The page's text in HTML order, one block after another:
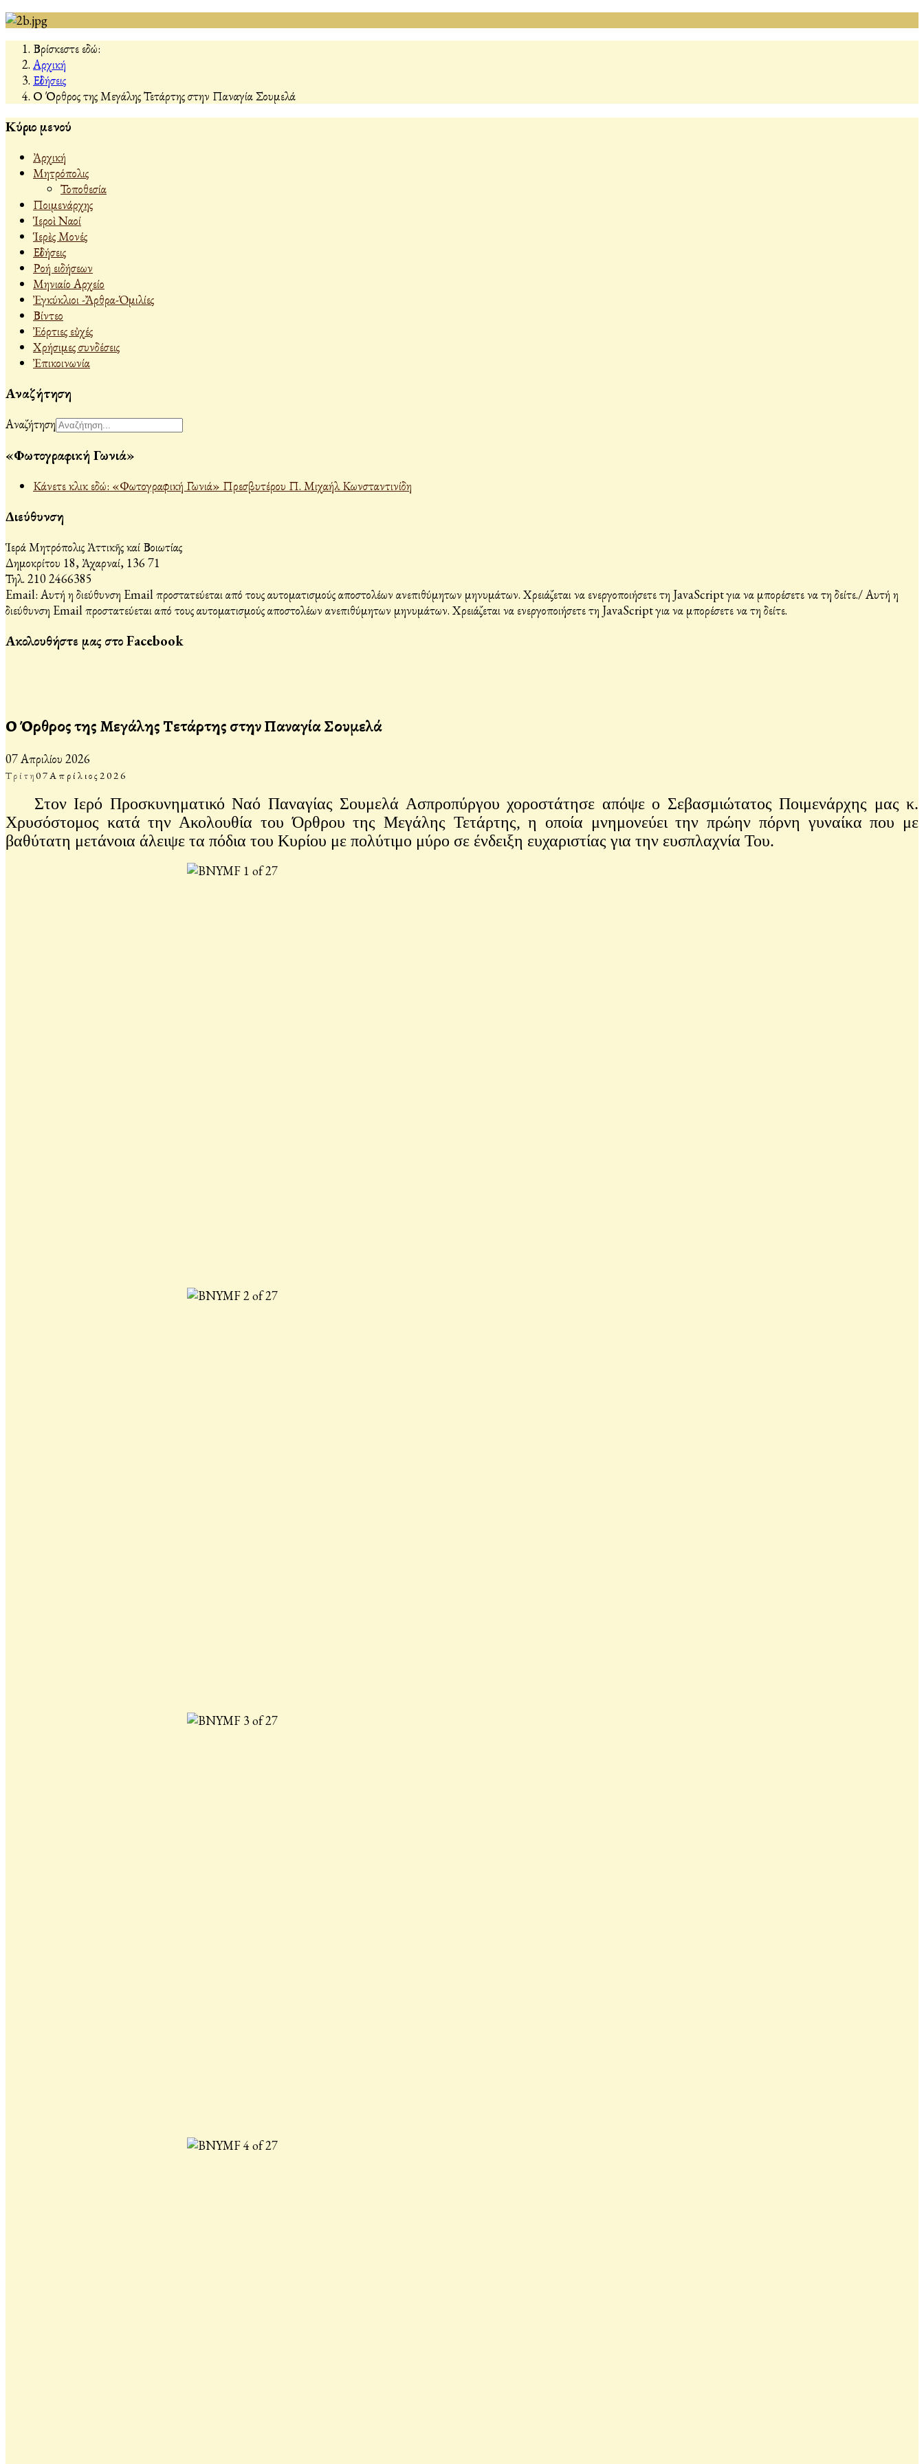
Βρίσκεστε εδώ:
Αρχική
Εἰδήσεις
Ο Όρθρος της Μεγάλης Τετάρτης στην Παναγία Σουμελά
Κύριο μενού
Ἀρχική
Μητρόπολις
Τοποθεσία
Ποιμενάρχης
Ἱεροὶ Ναοί
Ἱερὲς Μονές
Εἰδήσεις
Ροή ειδήσεων
Μηνιαίο Αρχείο
Ἐγκύκλιοι -Ἄρθρα-Ὁμιλίες
Βίντεο
Ἐόρτιες εὐχές
Χρήσιμες συνδέσεις
Ἐπικοινωνία
Αναζήτηση
Αναζήτηση
«Φωτογραφική Γωνιά»
Κάνετε κλικ εδώ: «Φωτογραφική Γωνιά» Πρεσβυτέρου Π. Μιχαήλ Κωνσταντινίδη
Διεύθυνση
Ἱερά Μητρόπολις Ἀττικῆς καί Βοιωτίας
Δημοκρίτου 18, Ἀχαρναί, 136 71
Τηλ. 210 2466385
Email: Αυτή η διεύθυνση Email προστατεύεται από τους αυτοματισμούς αποστολέων ανεπιθύμητων μηνυμάτων. Χρειάζεται να ενεργοποιήσετε τη JavaScript για να μπορέσετε να τη δείτε./Αυτή η
διεύθυνση Email προστατεύεται από τους αυτοματισμούς αποστολέων ανεπιθύμητων μηνυμάτων. Χρειάζεται να ενεργοποιήσετε τη JavaScript για να μπορέσετε να τη δείτε.
Ακολουθήστε μας στο Facebook
Ο Όρθρος της Μεγάλης Τετάρτης στην Παναγία Σουμελά
07 Απριλίου 2026
Τρίτη07Απρίλιος2026
Στον Ιερό Προσκυνηματικό Ναό Παναγίας Σουμελά Ασπροπύργου χοροστάτησε απόψε ο Σεβασμιώτατος Ποιμενάρχης μας κ.
Χρυσόστομος κατά την Ακολουθία του Όρθρου της Μεγάλης Τετάρτης, η οποία μνημονεύει την πρώην πόρνη γυναίκα που με
βαθύτατη μετάνοια άλειψε τα πόδια του Κυρίου με πολύτιμο μύρο σε ένδειξη ευχαριστίας για την ευσπλαχνία Του.